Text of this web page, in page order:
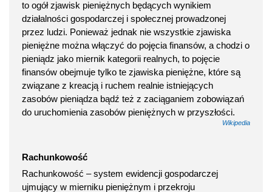
to ogół zjawisk pieniężnych będących wynikiem
działalności gospodarczej i społecznej prowadzonej
przez ludzi. Ponieważ jednak nie wszystkie zjawiska
pieniężne można włączyć do pojęcia finansów, a chodzi o
pieniądz jako miernik kategorii realnych, to pojęcie
finansów obejmuje tylko te zjawiska pieniężne, które są
związane z kreacją i ruchem realnie istniejących
zasobów pieniądza bądź też z zaciąganiem zobowiązań
do uruchomienia zasobów pieniężnych w przyszłości.
Wikipedia
Rachunkowość
Rachunkowość – system ewidencji gospodarczej
ujmujący w mierniku pieniężnym i przekroju